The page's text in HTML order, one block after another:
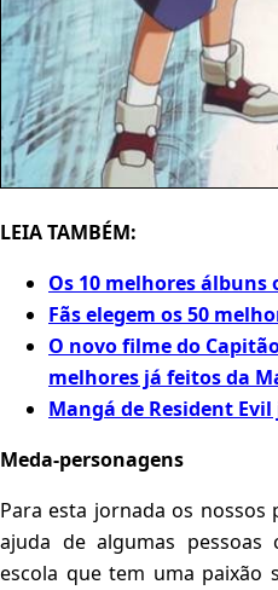
LEIA TAMBÉM:
Os 10 melhores álbuns
Fãs elegem os 50
O novo filme do
melhores já feitos da
Mangá de Resident
Meda-personagens
Para esta jornada os
ajuda de algumas pessoas
escola que tem uma paixão